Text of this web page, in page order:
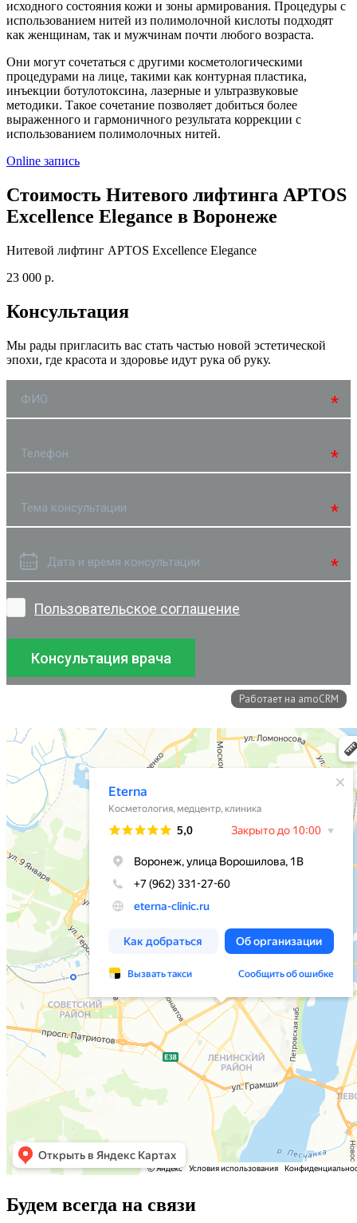
исходного состояния кожи и зоны армирования. Процедуры с
использованием нитей из полимолочной кислоты подходят
как женщинам, так и мужчинам почти любого возраста.
Они могут сочетаться с другими косметологическими
процедурами на лице, такими как контурная пластика,
инъекции ботулотоксина, лазерные и ультразвуковые
методики. Такое сочетание позволяет добиться более
выраженного и гармоничного результата коррекции с
использованием полимолочных нитей.
Online запись
Стоимость Нитевого лифтинга APTOS
Excellence Elegance в Воронеже
Нитевой лифтинг APTOS Excellence Elegance
23 000 р.
Консультация
Мы рады пригласить вас стать частью новой эстетической
эпохи, где красота и здоровье идут рука об руку.
Будем всегда на связи